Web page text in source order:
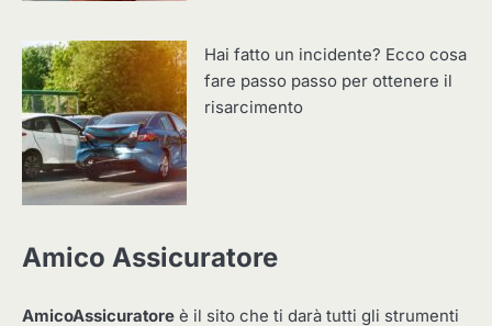
Hai fatto un incidente? Ecco cosa
fare passo passo per ottenere il
risarcimento
Amico Assicuratore
AmicoAssicuratore è il sito che ti darà tutti gli strumenti